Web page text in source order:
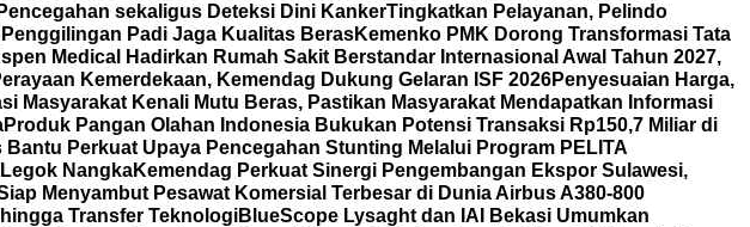
sekaligus Deteksi Dini KankerTingkatkan Pelayanan, Pelindo
Padi Jaga Kualitas BerasKemenko PMK Dorong Transformasi Tata
Medical Hadirkan Rumah Sakit Berstandar Internasional Awal Tahun 2027,
Kemerdekaan, Kemendag Dukung Gelaran ISF 2026Penyesuaian Harga,
Masyarakat Kenali Mutu Beras, Pastikan Masyarakat Mendapatkan Informasi
Produk Pangan Olahan Indonesia Bukukan Potensi Transaksi Rp150,7 Miliar di
Bantu Perkuat Upaya Pencegahan Stunting Melalui Program PELITA
NangkaKemendag Perkuat Sinergi Pengembangan Ekspor Sulawesi,
Menyambut Pesawat Komersial Terbesar di Dunia Airbus A380-800
Transfer TeknologiBlueScope Lysaght dan IAI Bekasi Umumkan